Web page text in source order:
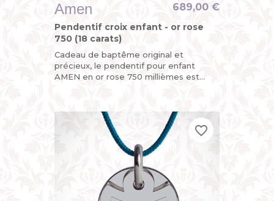
Amen
Pendentif croix enfant - or rose
750 (18 carats)
Cadeau de baptême original et
précieux, le pendentif pour enfant
AMEN en or rose 750 millièmes est
mobiles, la...
689,00 €
favorite_border
favorite_border
favorite_border